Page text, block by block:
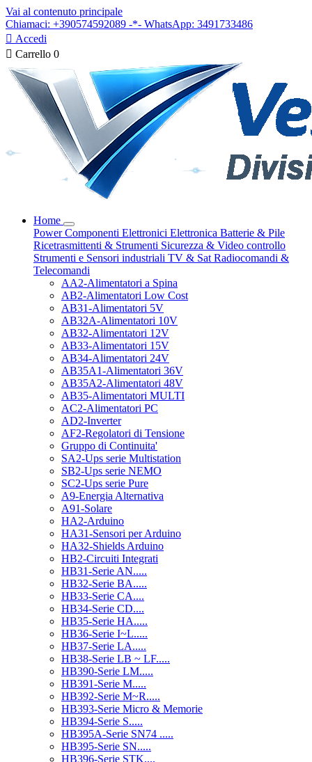
Vai al contenuto principale
Chiamaci: +390574592089 -*- WhatsApp: 3491733486
 Accedi
 Carrello 0
Home
PowerComponenti Elettronici Elettronica Batterie & Pile
Ricetrasmittenti & Strumenti Sicurezza & Video controllo
Strumenti e Sensori industriali TV & Sat Radiocomandi &
Telecomandi
AA2-Alimentatori a Spina
AB2-Alimentatori Low Cost
AB31-Alimentatori 5V
AB32A-Alimentatori 10V
AB32-Alimentatori 12V
AB33-Alimentatori 15V
AB34-Alimentatori 24V
AB35A1-Alimentatori 36V
AB35A2-Alimentatori 48V
AB35-Alimentatori MULTI
AC2-Alimentatori PC
AD2-Inverter
AF2-Regolatori di Tensione
Gruppo di Continuita'
SA2-Ups serie Multistation
SB2-Ups serie NEMO
SC2-Ups serie Pure
A9-Energia Alternativa
A91-Solare
HA2-Arduino
HA31-Sensori per Arduino
HA32-Shields Arduino
HB2-Circuiti Integrati
HB31-Serie AN.....
HB32-Serie BA.....
HB33-Serie CA....
HB34-Serie CD....
HB35-Serie HA.....
HB36-Serie I~L.....
HB37-Serie LA.....
HB38-Serie LB ~ LF.....
HB390-Serie LM.....
HB391-Serie M.....
HB392-Serie M~R.....
HB393-Serie Micro & Memorie
HB394-Serie S.....
HB395A-Serie SN74 .....
HB395-Serie SN.....
HB396-Serie STK....